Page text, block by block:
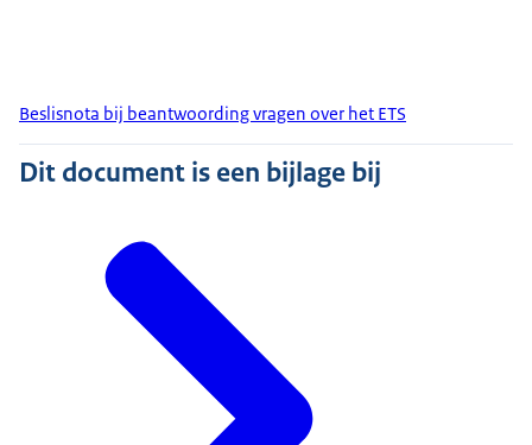
Beslisnota bij beantwoording vragen over het ETS
Dit document is een bijlage bij